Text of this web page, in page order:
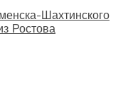
Шахтинского
Ростова